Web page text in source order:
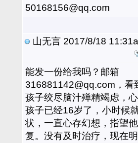
50168156@qq.com
山无言 2017/8/18
能发一份给我吗？邮箱
316881142@qq.com，看
孩子绞尽脑汁殚精竭虑，心
孩子已经16岁了，小时候
状，一直心存幻想，指望
复。没有及时治疗，现在